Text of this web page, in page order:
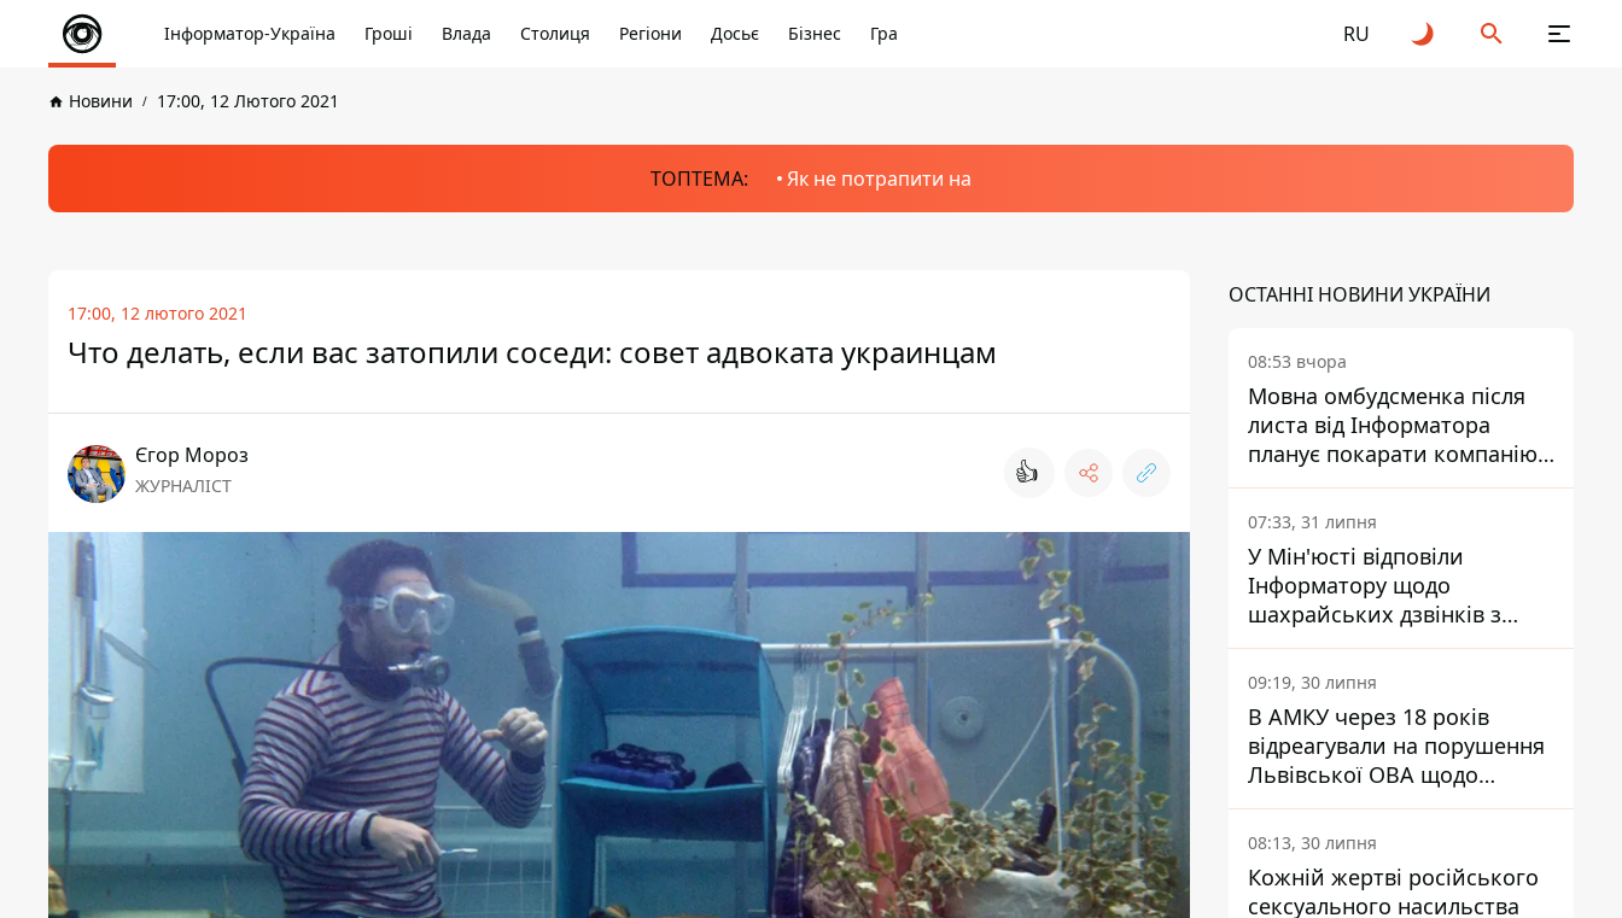
Інформатор-Україна Гроші Влада Столиця Регіони Досьє Бізнес Гра RU
Новини 17:00, 12 Лютого 2021
ТОПТЕМА: Як не потрапити на
17:00, 12 лютого 2021
Что делать, если вас затопили соседи: совет адвоката украинцам
Єгор Мороз
ЖУРНАЛІСТ 👍
ОСТАННІ НОВИНИ УКРАЇНИ
08:53 вчора
Мовна омбудсменка після
листа від Інформатора
планує покарати компанію-
підрядника ПриватБанку
07:33, 31 липня
У Мін'юсті відповіли
Інформатору щодо
шахрайських дзвінків з
камери Сумського СІЗО так,
що ніхто нічого не зрозумів
09:19, 30 липня
В АМКУ через 18 років
відреагували на порушення
Львівської ОВА щодо
харчування у закладах
освіти
08:13, 30 липня
Кожній жертві російського
сексуального насильства